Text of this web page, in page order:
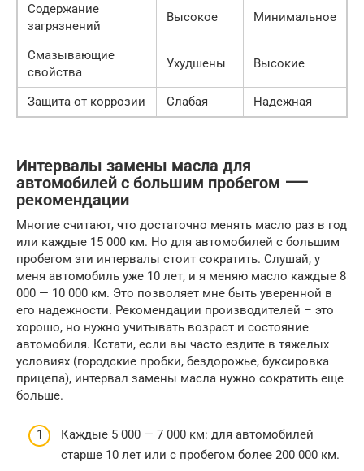
Содержание
загрязнений
Высокое Минимальное
Смазывающие
свойства
Ухудшены Высокие
Защита от коррозии Слабая Надежная
Интервалы замены масла для
автомобилей с большим пробегом ⸺
рекомендации
Многие считают, что достаточно менять масло раз в год
или каждые 15 000 км. Но для автомобилей с большим
пробегом эти интервалы стоит сократить. Слушай, у
меня автомобиль уже 10 лет, и я меняю масло каждые 8
000 — 10 000 км. Это позволяет мне быть уверенной в
его надежности. Рекомендации производителей – это
хорошо, но нужно учитывать возраст и состояние
автомобиля. Кстати, если вы часто ездите в тяжелых
условиях (городские пробки, бездорожье, буксировка
прицепа), интервал замены масла нужно сократить еще
больше.
Каждые 5 000 — 7 000 км: для автомобилей
старше 10 лет или с пробегом более 200 000 км.